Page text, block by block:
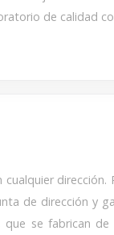
de calidad
de dirección y
se fabrican